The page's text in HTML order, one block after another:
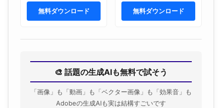
無料ダウンロード 無料ダウンロード
🎨 話題の生成AIも無料で試そう
「画像」も「動画」も「ベクター画像」も「効果音」も
Adobeの生成AIも実は結構すごいです